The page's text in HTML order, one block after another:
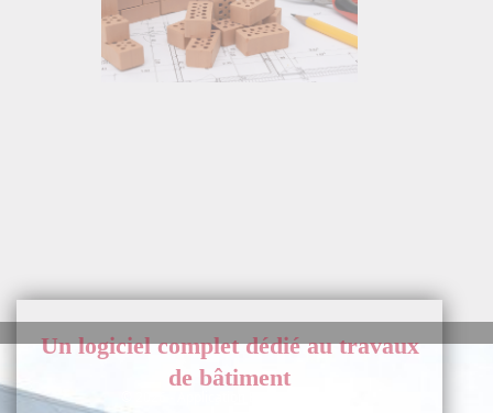
Un logiciel complet dédié au travaux
de bâtiment